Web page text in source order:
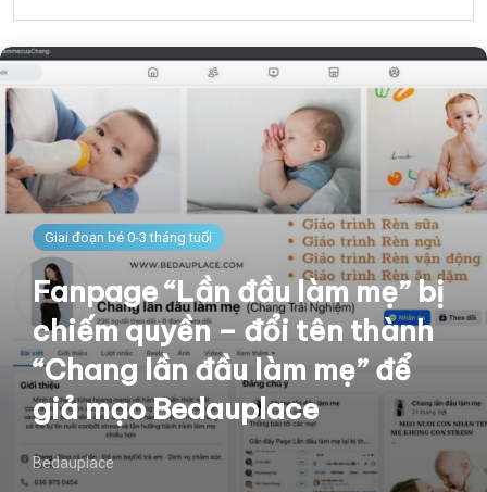
Giai đoạn bé 0-3 tháng tuổi
Fanpage “Lần đầu làm mẹ” bị
chiếm quyền – đổi tên thành
“Chang lần đầu làm mẹ” để
giả mạo Bedauplace
Bedauplace